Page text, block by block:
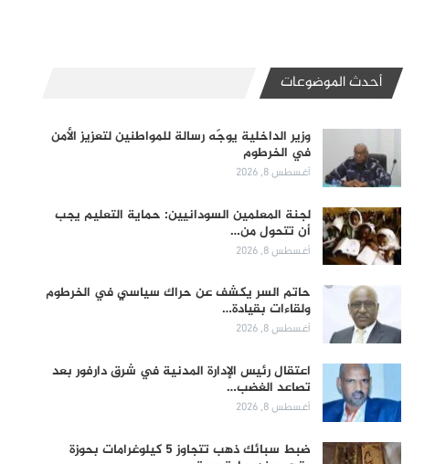
أحدث الموضوعات
وزير الداخلية يوجّه رسالة للمواطنين لتعزيز الأمن
في الخرطوم
أغسطس 8, 2026
لجنة المعلمين السودانيين: حماية التعليم يجب
أن تتحول من…
أغسطس 8, 2026
حاتم السر يكشف عن حراك سياسي في الخرطوم
ولقاءات بقيادة…
أغسطس 8, 2026
اعتقال رئيس الإدارة المدنية في شرق دارفور بعد
تصاعد الغضب…
أغسطس 8, 2026
ضبط سبائك ذهب تتجاوز 5 كيلوغرامات بحوزة